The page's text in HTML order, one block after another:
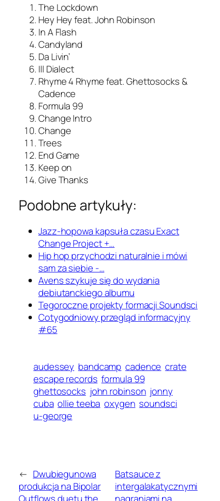
The Lockdown
Hey Hey feat. John Robinson
In A Flash
Candyland
Da Livin’
Ill Dialect
Rhyme 4 Rhyme feat. Ghettosocks &
Cadence
Formula 99
Change Intro
Change
Trees
End Game
Keep on
Give Thanks
Podobne artykuły:
Jazz-hopowa kapsuła czasu Exact
Change Project +…
Hip hop przychodzi naturalnie i mówi
sam za siebie -…
Avens szykuje się do wydania
debiutanckiego albumu
Tegoroczne projekty formacji Soundsci
Cotygodniowy przegląd informacyjny
#65
audessey bandcamp cadence crate
escape records formula 99
ghettosocks john robinson jonny
cuba ollie teeba oxygen soundsci
u-george
← Dwubiegunowa
produkcja na Bipolar
Outflows duetu the
Batsauce z
intergalakatycznymi
nagraniami na